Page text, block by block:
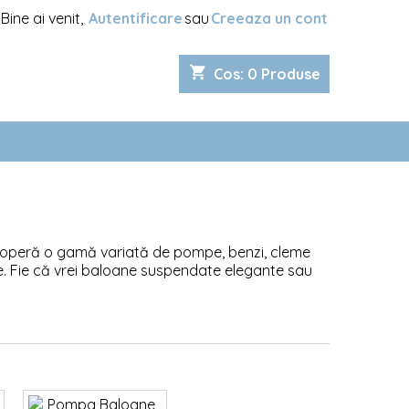
Bine ai venit, Autentificare sau Creeaza un cont
shopping_cart Cos: 0 Produse
o gamă variată de pompe, benzi, cleme
că vrei baloane suspendate elegante sau
accesorii profesionale și funcționale.
inovatoare. Descoperiți detaliile minuțios
până la butelii de heliu, arcade metalice
și multe altele.